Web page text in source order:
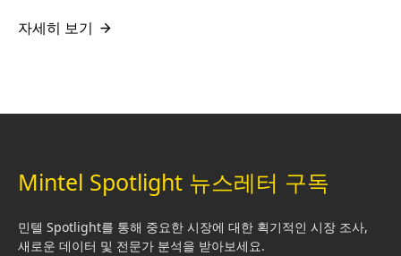
자세히 보기
Mintel Spotlight 뉴스레터 구독
민텔 Spotlight를 통해 중요한 시장에 대한 획기적인 시장 조사,
새로운 데이터 및 전문가 분석을 받아보세요.